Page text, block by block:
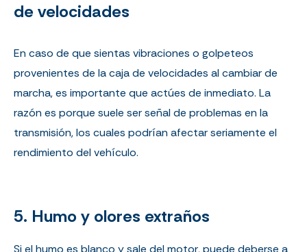
de velocidades
En caso de que sientas vibraciones o golpeteos
provenientes de la caja de velocidades al cambiar de
marcha, es importante que actúes de inmediato. La
razón es porque suele ser señal de problemas en la
transmisión, los cuales podrían afectar seriamente el
rendimiento del vehículo.
5. Humo y olores extraños
Si el humo es blanco y sale del motor, puede deberse a